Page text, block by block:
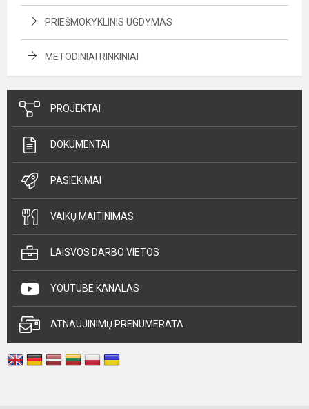
PRIEŠMOKYKLINIS UGDYMAS
METODINIAI RINKINIAI
PROJEKTAI
DOKUMENTAI
PASIEKIMAI
VAIKŲ MAITINIMAS
LAISVOS DARBO VIETOS
YOUTUBE KANALAS
ATNAUJINIMŲ PRENUMERATA